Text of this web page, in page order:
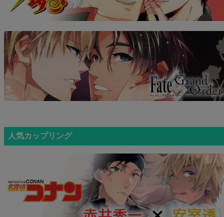
人気カップリング